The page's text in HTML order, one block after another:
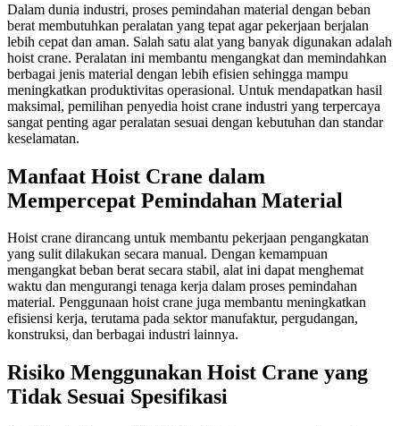
Dalam dunia industri, proses pemindahan material dengan beban
berat membutuhkan peralatan yang tepat agar pekerjaan berjalan
lebih cepat dan aman. Salah satu alat yang banyak digunakan adalah
hoist crane. Peralatan ini membantu mengangkat dan memindahkan
berbagai jenis material dengan lebih efisien sehingga mampu
meningkatkan produktivitas operasional. Untuk mendapatkan hasil
maksimal, pemilihan penyedia hoist crane industri yang terpercaya
sangat penting agar peralatan sesuai dengan kebutuhan dan standar
keselamatan.
Manfaat Hoist Crane dalam
Mempercepat Pemindahan Material
Hoist crane dirancang untuk membantu pekerjaan pengangkatan
yang sulit dilakukan secara manual. Dengan kemampuan
mengangkat beban berat secara stabil, alat ini dapat menghemat
waktu dan mengurangi tenaga kerja dalam proses pemindahan
material. Penggunaan hoist crane juga membantu meningkatkan
efisiensi kerja, terutama pada sektor manufaktur, pergudangan,
konstruksi, dan berbagai industri lainnya.
Risiko Menggunakan Hoist Crane yang
Tidak Sesuai Spesifikasi